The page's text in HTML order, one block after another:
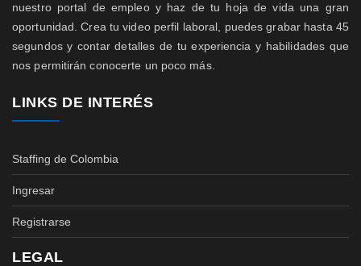
nuestro portal de empleo y haz de tu hoja de vida una gran
oportunidad. Crea tu video perfil laboral, puedes grabar hasta 45
segundos y contar detalles de tu experiencia y habilidades que
nos permitirán conocerte un poco más.
LINKS DE INTERÉS
Staffing de Colombia
Ingresar
Registrarse
LEGAL